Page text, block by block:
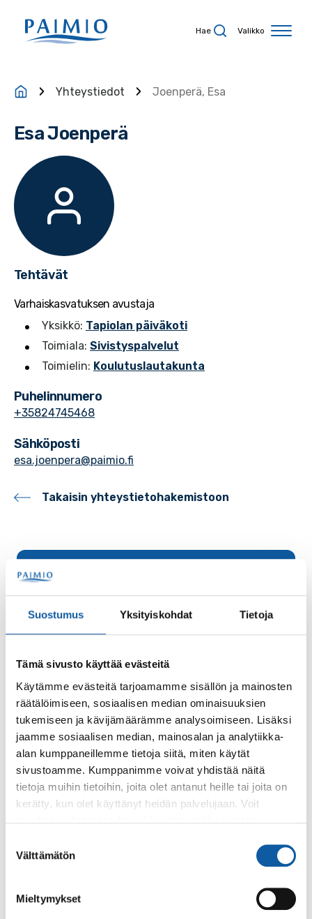
Suostumus Yksityiskohdat Tietoja
Tämä sivusto käyttää evästeitä
Käytämme evästeitä tarjoamamme sisällön ja mainosten
räätälöimiseen, sosiaalisen median ominaisuuksien
tukemiseen ja kävijämäärämme analysoimiseen. Lisäksi
jaamme sosiaalisen median, mainosalan ja analytiikka-
alan kumppaneillemme tietoja siitä, miten käytät
sivustoamme. Kumppanimme voivat yhdistää näitä
tietoja muihin tietoihin, joita olet antanut heille tai joita on
kerätty, kun olet käyttänyt heidän palvelujaan. Voit
valinta
Välttämätön
Mieltymykset
Hae Valikko
Yhteystiedot Joenperä, Esa
Esa Joenperä
Tehtävät
Varhaiskasvatuksen avustaja
Yksikkö: Tapiolan päiväkoti
Toimiala: Sivistyspalvelut
Toimielin: Koulutuslautakunta
Puhelinnumero
+35824745468
Sähköposti
esa.joenpera@paimio.fi
Takaisin yhteystietohakemistoon
Käyntiosoite: Vistantie 18
Postiosoite: PL 50, 21531 PAIMIO
Vaihde: (02) 474 511
Sähköposti:paimio.kaupunki@paimio.fi
Paimio-tieto